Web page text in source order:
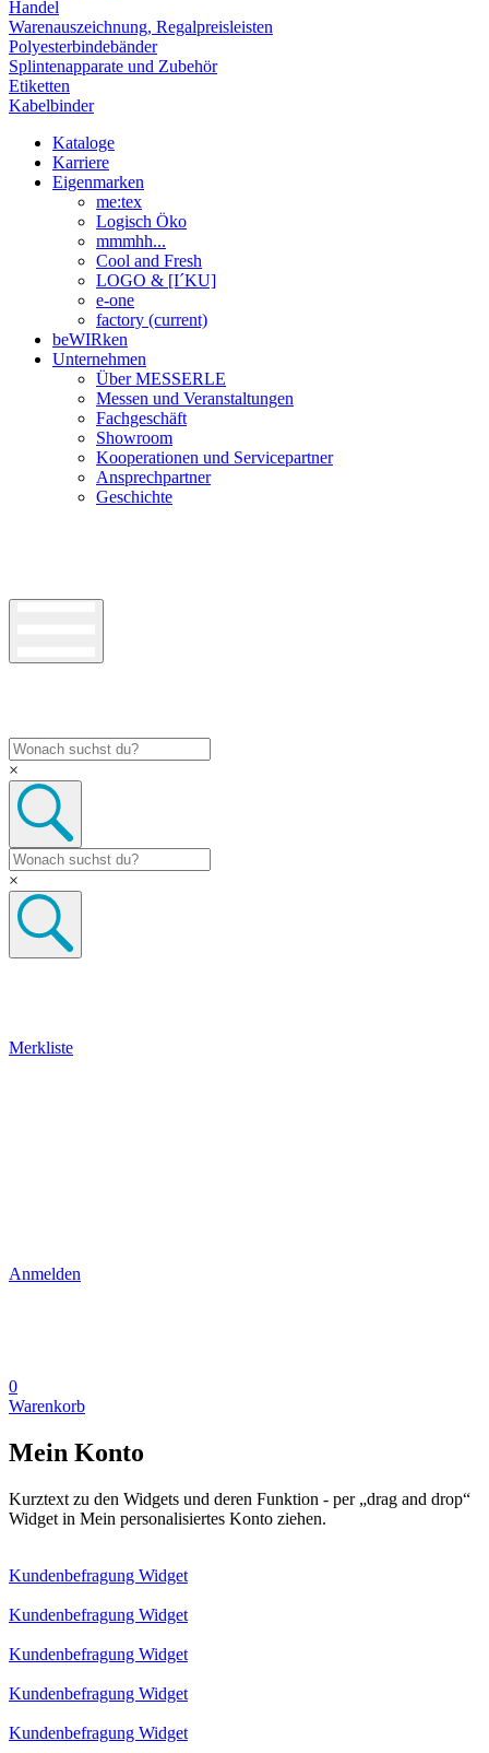
Handel
Warenauszeichnung, Regalpreisleisten
Polyesterbindebänder
Splintenapparate und Zubehör
Etiketten
Kabelbinder
Kataloge
Karriere
Eigenmarken
me:tex
Logisch Öko
mmmhh...
Cool and Fresh
LOGO & [I´KU]
e-one
factory (current)
beWIRken
Unternehmen
Über MESSERLE
Messen und Veranstaltungen
Fachgeschäft
Showroom
Kooperationen und Servicepartner
Ansprechpartner
Geschichte
×
×
Merkliste
Anmelden
0
Warenkorb
Mein Konto
Kurztext zu den Widgets und deren Funktion - per „drag and drop“
Widget in Mein personalisiertes Konto ziehen.
Kundenbefragung Widget
Kundenbefragung Widget
Kundenbefragung Widget
Kundenbefragung Widget
Kundenbefragung Widget